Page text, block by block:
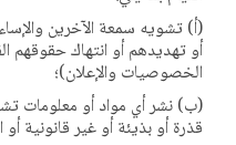
(أ) تشويه سمعة الآخرين
أو تهديدهم أو انتهاك حقوقهم
الخصوصيات والإعلان)؛
(ب) نشر أي مواد أو معلومات
قذرة أو بذيئة أو غير قانونية أو